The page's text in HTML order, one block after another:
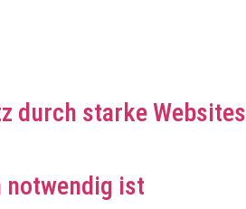
durch starke Websites
notwendig ist